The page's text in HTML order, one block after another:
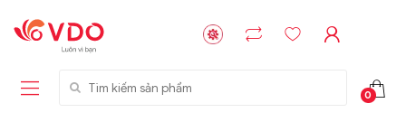
Tìm kiếm sản phẩm
0